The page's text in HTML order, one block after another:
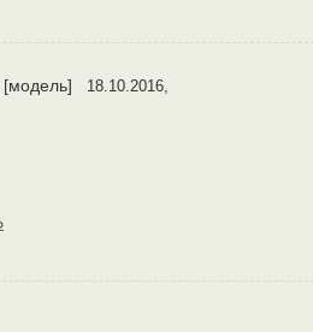
[модель]
18.10.2016,